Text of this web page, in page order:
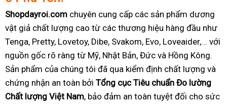
Shopdayroi.com chuyên cung cấp các sản phẩm dương
vật giả chất lượng cao từ các thương hiệu hàng đầu như
Tenga, Pretty, Lovetoy, Dibe, Svakom, Evo, Loveaider,... với
nguồn gốc rõ ràng từ Mỹ, Nhật Bản, Đức và Hồng Kông.
Sản phẩm của chúng tôi đã qua kiểm định chất lượng và
chứng nhận an toàn bởi Tổng cục Tiêu chuẩn Đo lường
Chất lượng Việt Nam, bảo đảm an toàn tuyệt đối cho sức